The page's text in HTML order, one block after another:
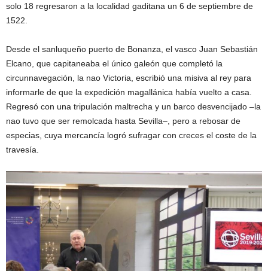
solo 18 regresaron a la localidad gaditana un 6 de septiembre de
1522.
Desde el sanluqueño puerto de Bonanza, el vasco Juan Sebastián
Elcano, que capitaneaba el único galeón que completó la
circunnavegación, la nao Victoria, escribió una misiva al rey para
informarle de que la expedición magallánica había vuelto a casa.
Regresó con una tripulación maltrecha y un barco desvencijado –la
nao tuvo que ser remolcada hasta Sevilla–, pero a rebosar de
especias, cuya mercancía logró sufragar con creces el coste de la
travesía.